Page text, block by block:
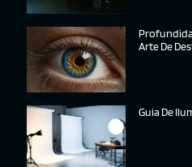
Arte De
Guia De